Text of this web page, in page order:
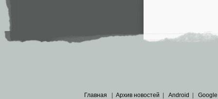
Главная Архив новостей Android Google